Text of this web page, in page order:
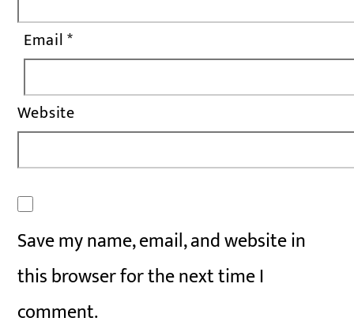
Email*
Website
Save my name, email, and website in
this browser for the next time I
comment.